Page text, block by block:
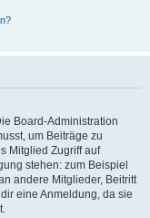
Board-Administration
um Beiträge zu
Mitglied Zugriff auf
stehen: zum Beispiel
andere Mitglieder, Beitritt
eine Anmeldung, da sie